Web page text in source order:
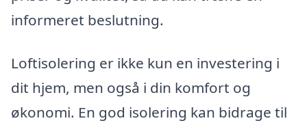
informeret beslutning.
Loftisolering er ikke kun en investering i
dit hjem, men også i din komfort og
økonomi. En god isolering kan bidrage til